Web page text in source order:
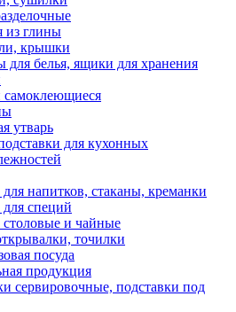
из глины
крышки
для белья, ящики для хранения
утварь
для кухонных
напитков, стаканы, креманки
специй
и чайные
точилки
посуда
продукция
сервировочные, подставки под